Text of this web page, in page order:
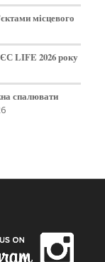
місцевого
LIFE 2026 року
спалювати